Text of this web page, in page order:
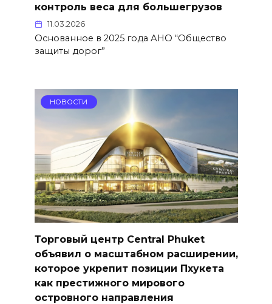
контроль веса для большегрузов
11.03.2026
Основанное в 2025 года АНО “Общество
защиты дорог”
НОВОСТИ
Торговый центр Central Phuket
объявил о масштабном расширении,
которое укрепит позиции Пхукета
как престижного мирового
островного направления